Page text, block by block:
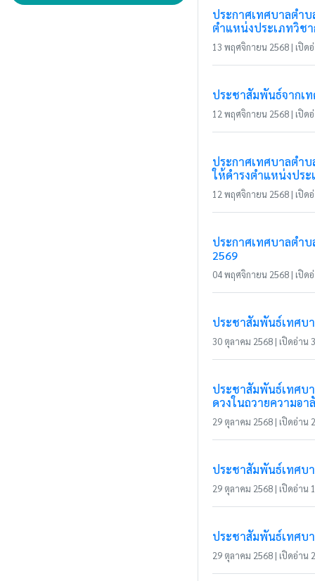
ประกาศเทศบาลตำ
ตำแหน่งประเภทวิช
13 พฤศจิกายน 2568 | เปิด
ประชาสัมพันธ์จากเ
12 พฤศจิกายน 2568 | เปิด
ประกาศเทศบาลตำ
ให้ดำรงตำแหน่งปร
12 พฤศจิกายน 2568 | เปิด
ประกาศเทศบาลตำ
2569
04 พฤศจิกายน 2568 | เปิด
ประชาสัมพันธ์เทศบ
30 ตุลาคม 2568 | เปิดอ่าน
ประชาสัมพันธ์เทศบ
ดวงในถวายความอา
29 ตุลาคม 2568 | เปิดอ่าน
ประชาสัมพันธ์เทศบ
29 ตุลาคม 2568 | เปิดอ่าน
ประชาสัมพันธ์เทศบ
29 ตุลาคม 2568 | เปิดอ่าน